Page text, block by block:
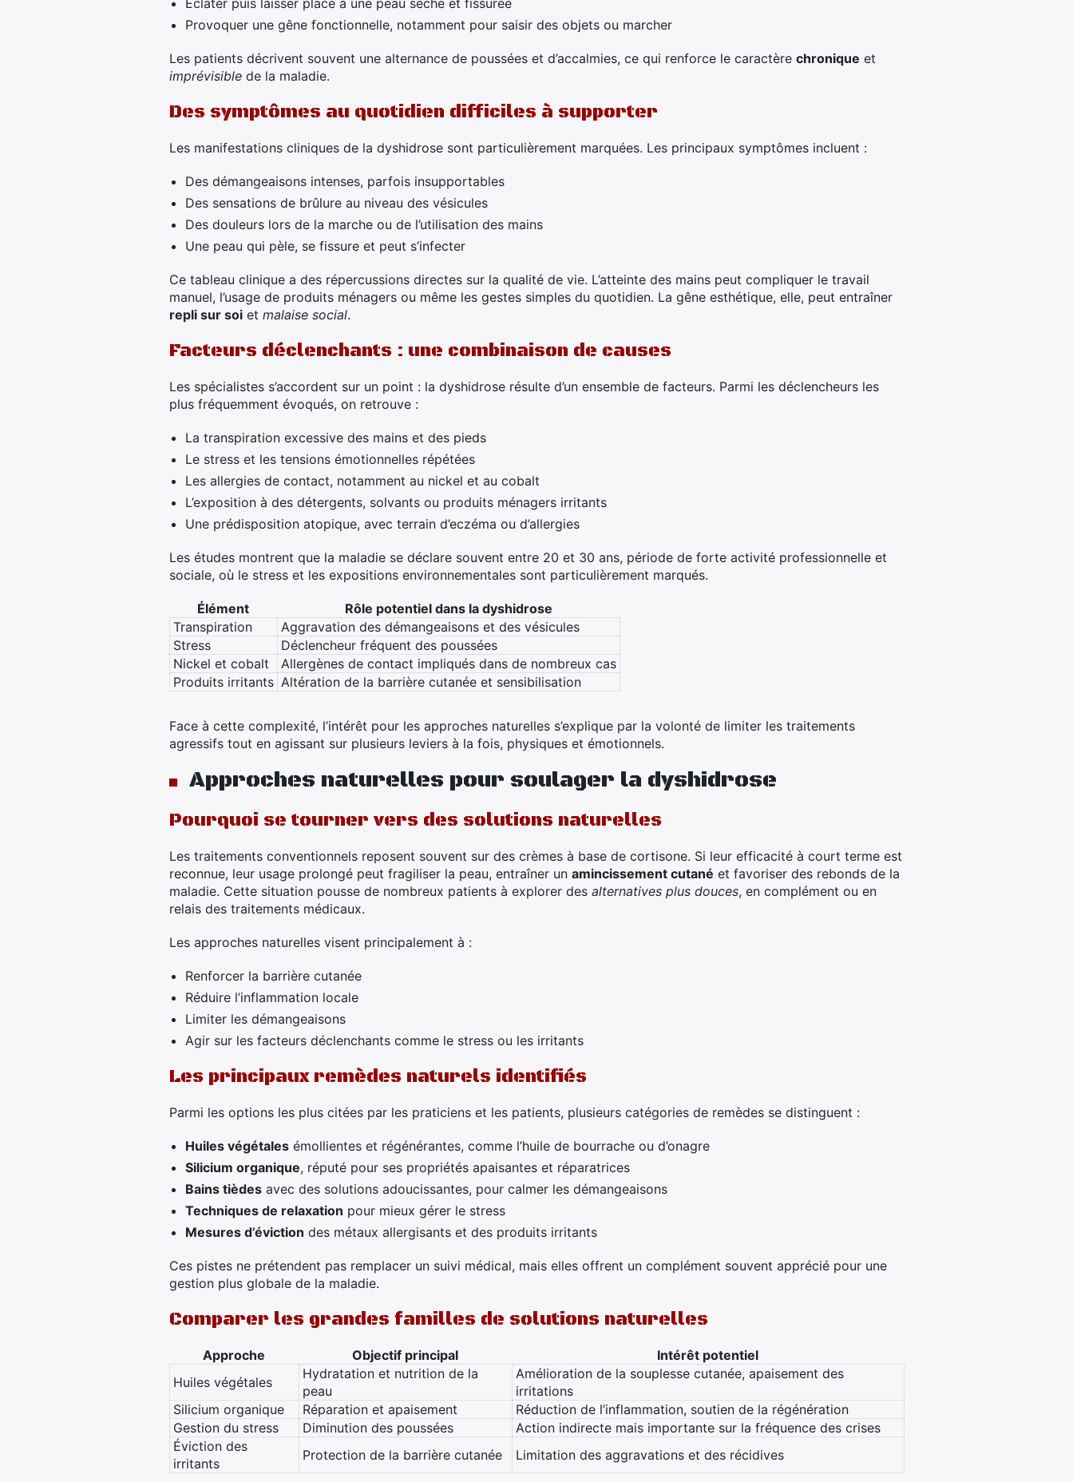
Éclater puis laisser place à une peau sèche et fissurée
Provoquer une gêne fonctionnelle, notamment pour saisir des objets ou marcher
Les patients décrivent souvent une alternance de poussées et d’accalmies, ce qui renforce le caractère chronique et
imprévisible de la maladie.
Des symptômes au quotidien difficiles à supporter
Les manifestations cliniques de la dyshidrose sont particulièrement marquées. Les principaux symptômes incluent :
Des démangeaisons intenses, parfois insupportables
Des sensations de brûlure au niveau des vésicules
Des douleurs lors de la marche ou de l’utilisation des mains
Une peau qui pèle, se fissure et peut s’infecter
Ce tableau clinique a des répercussions directes sur la qualité de vie. L’atteinte des mains peut compliquer le travail
manuel, l’usage de produits ménagers ou même les gestes simples du quotidien. La gêne esthétique, elle, peut entraîner
repli sur soi et malaise social.
Facteurs déclenchants : une combinaison de causes
Les spécialistes s’accordent sur un point : la dyshidrose résulte d’un ensemble de facteurs. Parmi les déclencheurs les
plus fréquemment évoqués, on retrouve :
La transpiration excessive des mains et des pieds
Le stress et les tensions émotionnelles répétées
Les allergies de contact, notamment au nickel et au cobalt
L’exposition à des détergents, solvants ou produits ménagers irritants
Une prédisposition atopique, avec terrain d’eczéma ou d’allergies
Les études montrent que la maladie se déclare souvent entre 20 et 30 ans, période de forte activité professionnelle et
sociale, où le stress et les expositions environnementales sont particulièrement marqués.
Élément
Rôle potentiel dans la dyshidrose
Transpiration
Aggravation des démangeaisons et des vésicules
Stress
Déclencheur fréquent des poussées
Nickel et cobalt
Allergènes de contact impliqués dans de nombreux cas
Produits irritants Altération de la barrière cutanée et sensibilisation
Face à cette complexité, l’intérêt pour les approches naturelles s’explique par la volonté de limiter les traitements
agressifs tout en agissant sur plusieurs leviers à la fois, physiques et émotionnels.
Approches naturelles pour soulager la dyshidrose
Pourquoi se tourner vers des solutions naturelles
Les traitements conventionnels reposent souvent sur des crèmes à base de cortisone. Si leur efficacité à court terme est
reconnue, leur usage prolongé peut fragiliser la peau, entraîner un amincissement cutané et favoriser des rebonds de la
maladie. Cette situation pousse de nombreux patients à explorer des alternatives plus douces, en complément ou en
relais des traitements médicaux.
Les approches naturelles visent principalement à :
Renforcer la barrière cutanée
Réduire l’inflammation locale
Limiter les démangeaisons
Agir sur les facteurs déclenchants comme le stress ou les irritants
Les principaux remèdes naturels identifiés
Parmi les options les plus citées par les praticiens et les patients, plusieurs catégories de remèdes se distinguent :
Huiles végétales émollientes et régénérantes, comme l’huile de bourrache ou d’onagre
Silicium organique, réputé pour ses propriétés apaisantes et réparatrices
Bains tièdes avec des solutions adoucissantes, pour calmer les démangeaisons
Techniques de relaxation pour mieux gérer le stress
Mesures d’éviction des métaux allergisants et des produits irritants
Ces pistes ne prétendent pas remplacer un suivi médical, mais elles offrent un complément souvent apprécié pour une
gestion plus globale de la maladie.
Comparer les grandes familles de solutions naturelles
Approche Objectif principal
Intérêt potentiel
Huiles végétales
Hydratation et nutrition de la
peau
Amélioration de la souplesse cutanée, apaisement des
irritations
Silicium organique
Réparation et apaisement
Réduction de l’inflammation, soutien de la régénération
Gestion du stress
Diminution des poussées
Action indirecte mais importante sur la fréquence des crises
Éviction des
irritants
Protection de la barrière cutanée Limitation des aggravations et des récidives